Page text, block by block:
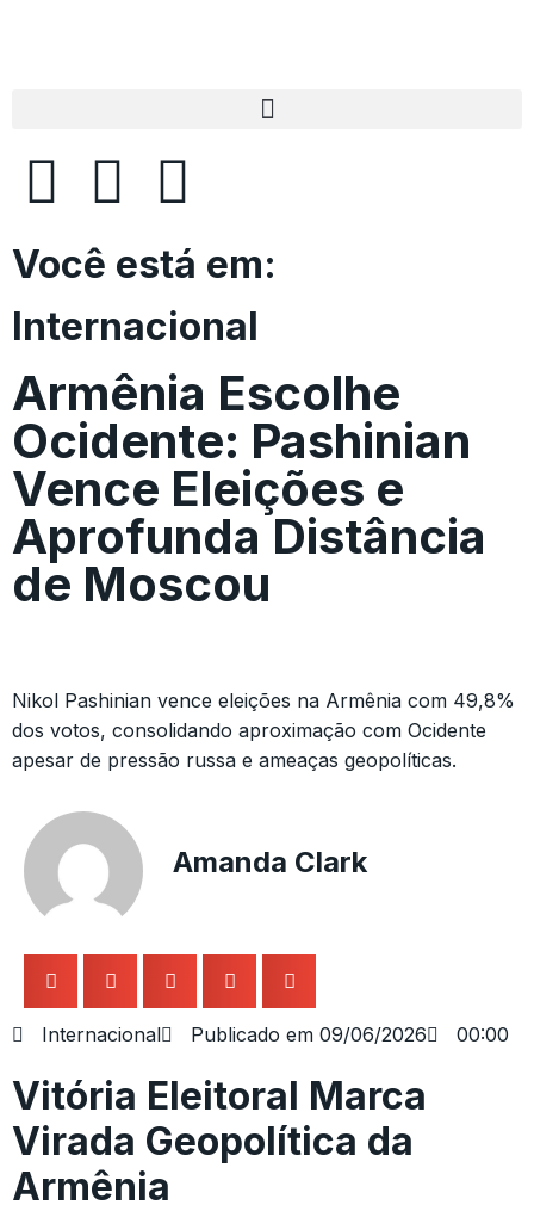
Você está em:
Internacional
Armênia Escolhe
Ocidente: Pashinian
Vence Eleições e
Aprofunda Distância
de Moscou
Nikol Pashinian vence eleições na Armênia com 49,8%
dos votos, consolidando aproximação com Ocidente
apesar de pressão russa e ameaças geopolíticas.
Amanda Clark
Internacional Publicado em 09/06/2026 00:00
Vitória Eleitoral Marca
Virada Geopolítica da
Armênia